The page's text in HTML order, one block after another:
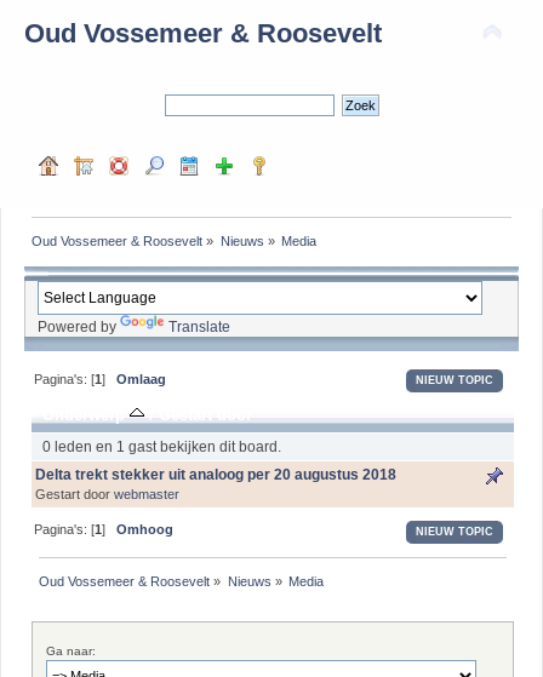
Oud Vossemeer & Roosevelt
Oud Vossemeer & Roosevelt » Nieuws » Media
Powered by Translate
Pagina's: [1]Omlaag NIEUW TOPIC
Onderwerp /Gestart door
0 leden en 1 gast bekijken dit board.
Delta trekt stekker uit analoog per 20 augustus 2018
Gestart door webmaster
NIEUW TOPIC
Pagina's: [1]Omhoog
Oud Vossemeer & Roosevelt » Nieuws » Media
Ga naar: